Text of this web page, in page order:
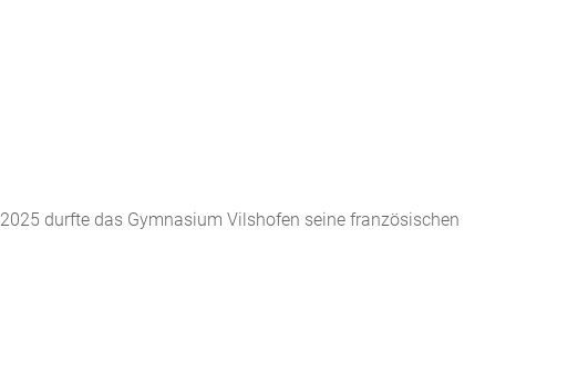
durfte das Gymnasium Vilshofen seine französischen